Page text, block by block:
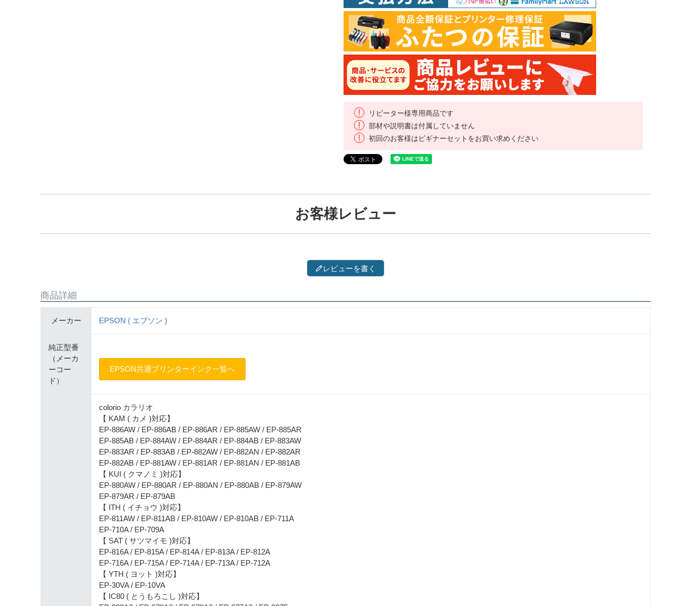
リピーター様専用商品です
部材や説明書は付属していません
初回のお客様はビギナーセットをお買い求めください
お客様レビュー
レビューを書く
商品詳細
メーカー EPSON ( エプソン )
純正型番
（メーカ
ーコー
ド）
EPSON共通プリンターインク一覧へ
colorio カラリオ
【 KAM ( カメ )対応】
EP-886AW / EP-886AB / EP-886AR / EP-885AW / EP-885AR
EP-885AB / EP-884AW / EP-884AR / EP-884AB / EP-883AW
EP-883AR / EP-883AB / EP-882AW / EP-882AN / EP-882AR
EP-882AB / EP-881AW / EP-881AR / EP-881AN / EP-881AB
【 KUI ( クマノミ )対応】
EP-880AW / EP-880AR / EP-880AN / EP-880AB / EP-879AW
EP-879AR / EP-879AB
【 ITH ( イチョウ )対応】
EP-811AW / EP-811AB / EP-810AW / EP-810AB / EP-711A
EP-710A / EP-709A
【 SAT ( サツマイモ )対応】
EP-816A / EP-815A / EP-814A / EP-813A / EP-812A
EP-716A / EP-715A / EP-714A / EP-713A / EP-712A
【 YTH ( ヨット )対応】
EP-30VA / EP-10VA
【 IC80 ( とうもろこし )対応】